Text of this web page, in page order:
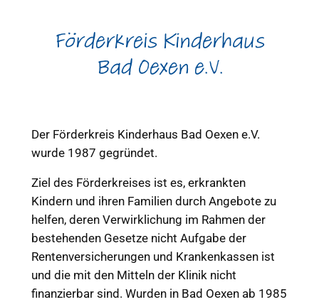
Förderkreis Kinderhaus
Bad Oexen e.V.
Der Förderkreis Kinderhaus Bad Oexen e.V.
wurde 1987 gegründet.
Ziel des Förderkreises ist es, erkrankten
Kindern und ihren Familien durch Angebote zu
helfen, deren Verwirklichung im Rahmen der
bestehenden Gesetze nicht Aufgabe der
Rentenversicherungen und Krankenkassen ist
und die mit den Mitteln der Klinik nicht
finanzierbar sind. Wurden in Bad Oexen ab 1985